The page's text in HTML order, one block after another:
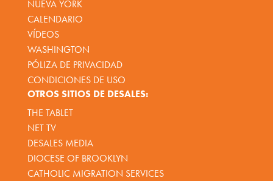
NUEVA YORK
CALENDARIO
VÍDEOS
WASHINGTON
PÓLIZA DE PRIVACIDAD
CONDICIONES DE USO
OTROS SITIOS DE DESALES:
THE TABLET
NET TV
DESALES MEDIA
DIOCESE OF BROOKLYN
CATHOLIC MIGRATION SERVICES